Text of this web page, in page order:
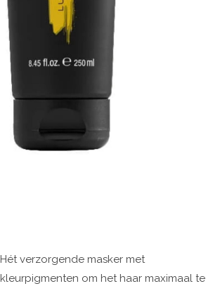
Hét verzorgende masker met
kleurpigmenten om het haar maximaal te